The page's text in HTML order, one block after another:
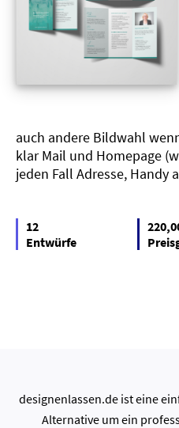
auch andere Bildwahl
klar Mail und Homepage
jeden Fall Adresse, Handy
12
Entwürfe
designenlassen.de ist eine
Alternative um ein